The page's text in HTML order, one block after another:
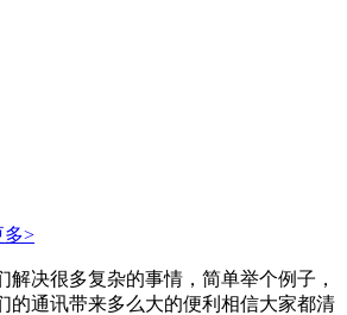
多>
解决很多复杂的事情，简单举个例子，
的通讯带来多么大的便利相信大家都清